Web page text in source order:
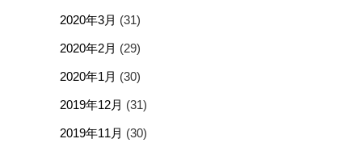
2020年3月 (31)
2020年2月 (29)
2020年1月 (30)
2019年12月 (31)
2019年11月 (30)